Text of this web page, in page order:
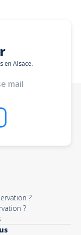
en Alsace.
?
?